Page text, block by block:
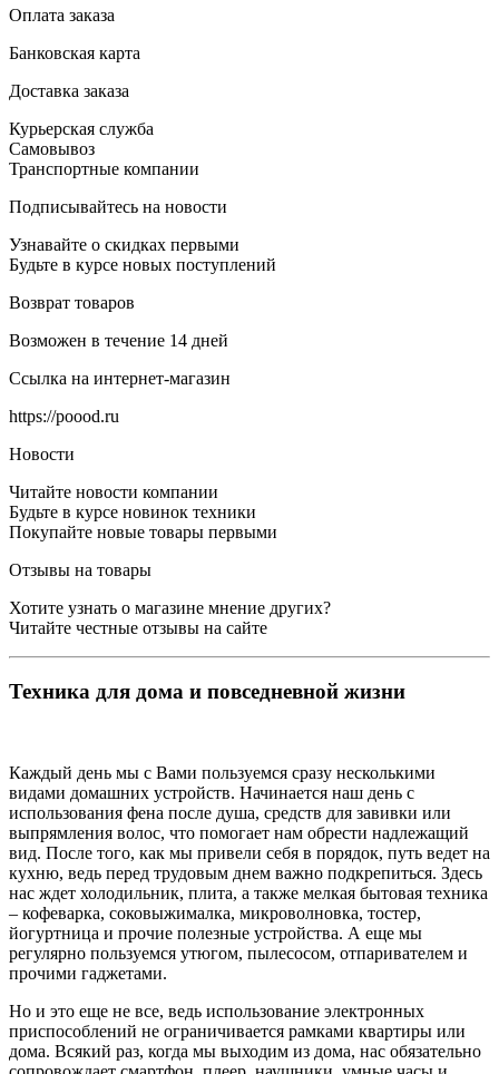
Оплата заказа
Банковская карта
Доставка заказа
Курьерская служба
Самовывоз
Транспортные компании
Подписывайтесь на новости
Узнавайте о скидках первыми
Будьте в курсе новых поступлений
Возврат товаров
Возможен в течение 14 дней
Ссылка на интернет-магазин
https://poood.ru
Новости
Читайте новости компании
Будьте в курсе новинок техники
Покупайте новые товары первыми
Отзывы на товары
Хотите узнать о магазине мнение других?
Читайте честные отзывы на сайте
Техника для дома и повседневной жизни
Каждый день мы с Вами пользуемся сразу несколькими
видами домашних устройств. Начинается наш день с
использования фена после душа, средств для завивки или
выпрямления волос, что помогает нам обрести надлежащий
вид. После того, как мы привели себя в порядок, путь ведет на
кухню, ведь перед трудовым днем важно подкрепиться. Здесь
нас ждет холодильник, плита, а также мелкая бытовая техника
– кофеварка, соковыжималка, микроволновка, тостер,
йогуртница и прочие полезные устройства. А еще мы
регулярно пользуемся утюгом, пылесосом, отпаривателем и
прочими гаджетами.
Но и это еще не все, ведь использование электронных
приспособлений не ограничивается рамками квартиры или
дома. Всякий раз, когда мы выходим из дома, нас обязательно